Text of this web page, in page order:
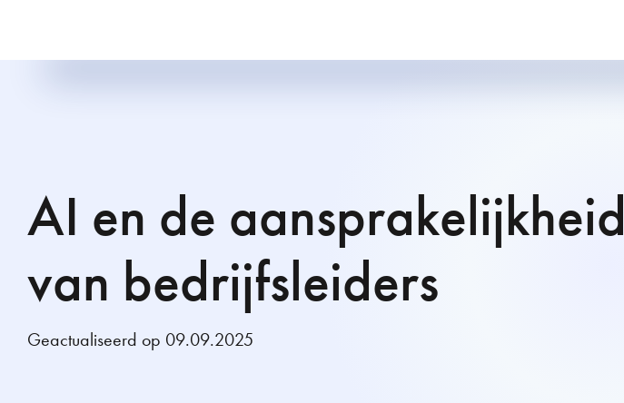
AI en de aansprakelijkheid
van bedrijfsleiders
Geactualiseerd op 09.09.2025